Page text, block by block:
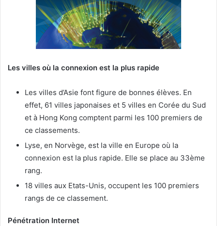
Les villes où la connexion est la plus rapide
Les villes d’Asie font figure de bonnes élèves. En
effet, 61 villes japonaises et 5 villes en Corée du Sud
et à Hong Kong comptent parmi les 100 premiers de
ce classements.
Lyse, en Norvège, est la ville en Europe où la
connexion est la plus rapide. Elle se place au 33ème
rang.
18 villes aux Etats-Unis, occupent les 100 premiers
rangs de ce classement.
Pénétration Internet